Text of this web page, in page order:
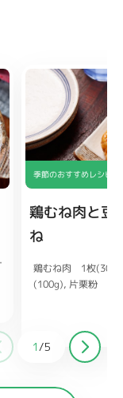
季節のおすすめレシピ
鶏むね肉と豆
ね
鶏むね肉 1枚
(100g) 片栗粉 大
酒 大さじ
糖 大さじ1 オイ
1 /5